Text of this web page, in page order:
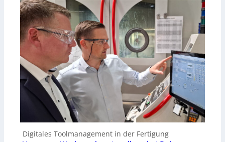
Digitales Toolmanagement in der Fertigung